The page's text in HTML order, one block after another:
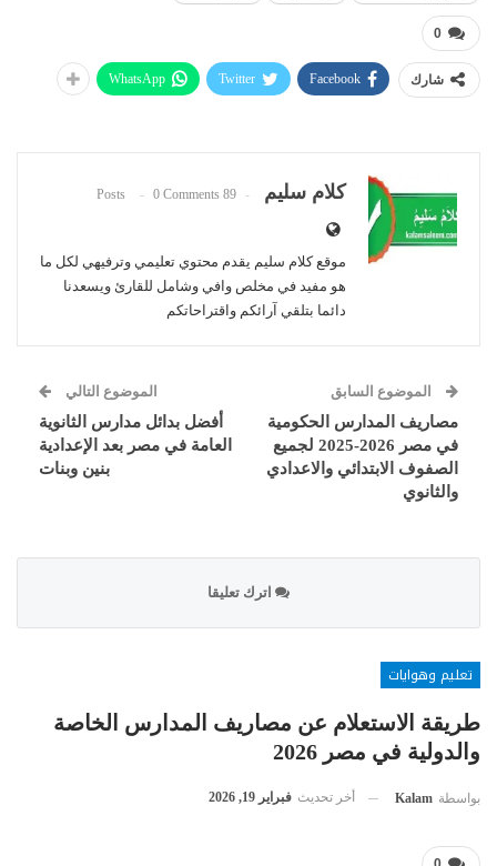
0
شارك Facebook
Twitter
WhatsApp
كلام سليم 89 Posts
0 Comments
موقع كلام سليم يقدم محتوي تعليمي وترفيهي لكل ما
هو مفيد في مخلص وافي وشامل للقارئ ويسعدنا
دائما بتلقي آرائكم واقتراحاتكم
الموضوع السابق
مصاريف المدارس الحكومية
في مصر 2026-2025 لجميع
الصفوف الابتدائي والاعدادي
والثانوي
الموضوع التالي
أفضل بدائل مدارس الثانوية
العامة في مصر بعد الإعدادية
بنين وبنات
اترك تعليقا
تعليم وهوايات
طريقة الاستعلام عن مصاريف المدارس الخاصة
والدولية في مصر 2026
بواسطة Kalam أخر تحديث فبراير 19, 2026